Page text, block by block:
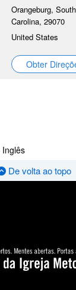
Orangeburg, South
Carolina, 29070
United States
Obter
Inglês
De volta ao topo